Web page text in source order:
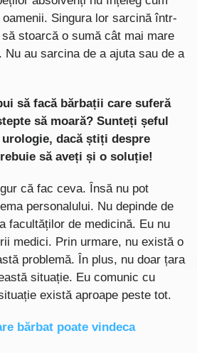
Singura lor sarcină într-
stoarcă o sumă cât mai mare
Nu au sarcina de a ajuta sau de a
să facă bărbații care suferă
să moară? Sunteți șeful
dacă știți despre
să aveți și o soluție!
că fac ceva. Însă nu pot
personalului. Nu depinde de
facultăților de medicină. Eu nu
medici. Prin urmare, nu există o
problemă. În plus, nu doar țara
situație. Eu comunic cu
există aproape peste tot.
bărbat poate vindeca